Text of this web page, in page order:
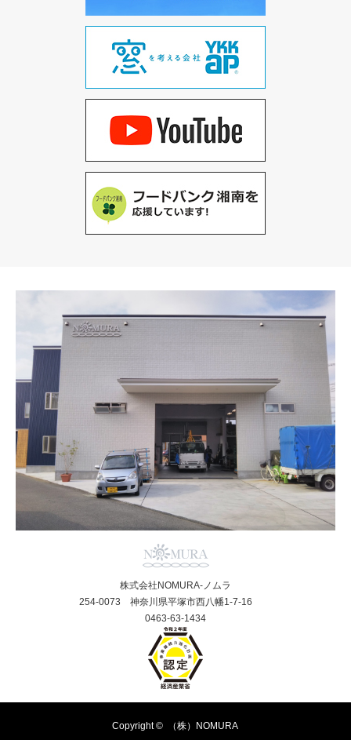
株式会社NOMURA-ノムラ
254-0073 神奈川県平塚市西八幡1-7-16
0463-63-1434
Copyright © （株）NOMURA